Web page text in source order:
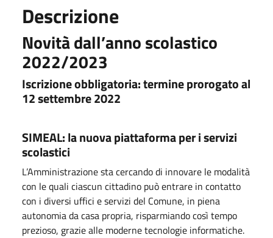
Descrizione
Novità dall’anno scolastico
2022/2023
Iscrizione obbligatoria: termine prorogato al
12 settembre 2022
SIMEAL: la nuova piattaforma per i servizi
scolastici
L’Amministrazione sta cercando di innovare le modalità
con le quali ciascun cittadino può entrare in contatto
con i diversi uffici e servizi del Comune, in piena
autonomia da casa propria, risparmiando così tempo
prezioso, grazie alle moderne tecnologie informatiche.